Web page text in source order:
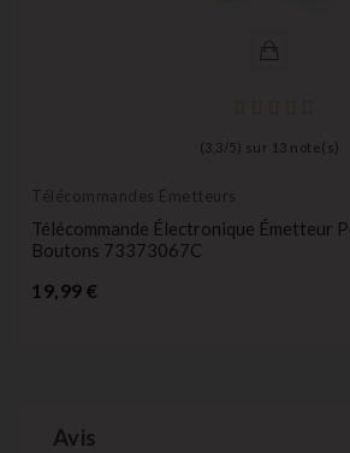
( 3,3 / 5) sur 13 note(s)
Télécommandes Émetteurs
Télécommande Électronique Émetteur
Boutons 73373067C
19,99 €
Avis